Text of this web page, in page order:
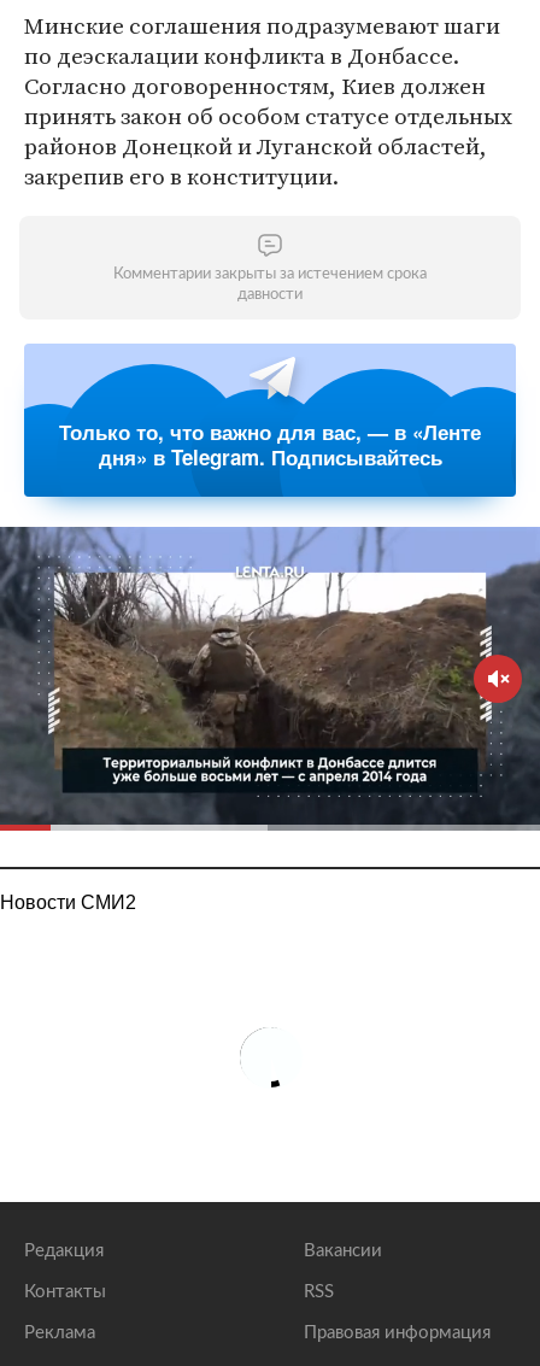
Минские соглашения подразумевают шаги
по деэскалации конфликта в Донбассе.
Согласно договоренностям, Киев должен
принять закон об особом статусе отдельных
районов Донецкой и Луганской областей,
закрепив его в конституции.
Комментарии закрыты за истечением срока
давности
Только то, что важно для вас, — в «Ленте
дня» в Telegram. Подписывайтесь
Новости СМИ2
Редакция
Контакты
Реклама
Вакансии
RSS
Правовая информация